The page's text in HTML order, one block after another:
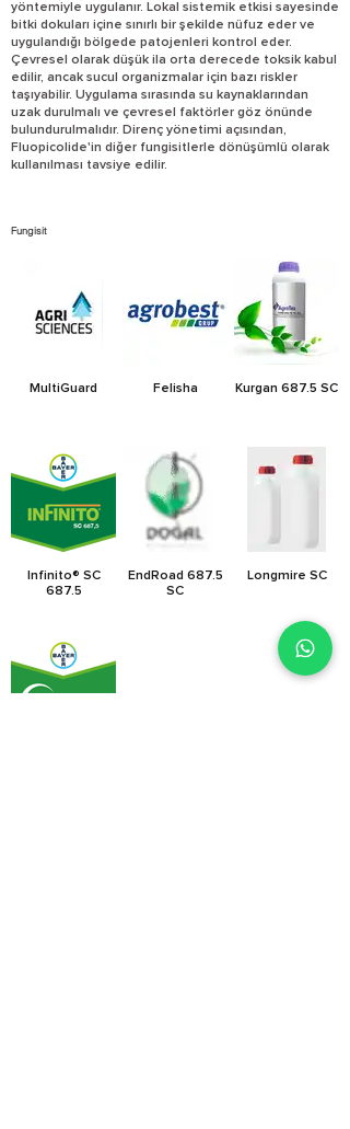
yöntemiyle uygulanır. Lokal sistemik etkisi sayesinde
bitki dokuları içine sınırlı bir şekilde nüfuz eder ve
uygulandığı bölgede patojenleri kontrol eder.
Çevresel olarak düşük ila orta derecede toksik kabul
edilir, ancak sucul organizmalar için bazı riskler
taşıyabilir. Uygulama sırasında su kaynaklarından
uzak durulmalı ve çevresel faktörler göz önünde
bulundurulmalıdır. Direnç yönetimi açısından,
Fluopicolide'in diğer fungisitlerle dönüşümlü olarak
kullanılması tavsiye edilir.
Fungisit
MultiGuard Felisha Kurgan 687.5 SC
Infinito® SC
687.5
EndRoad 687.5
SC
Longmire SC